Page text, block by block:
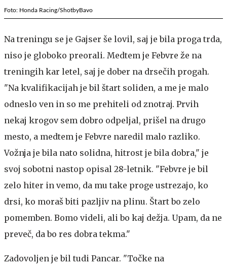
Foto: Honda Racing/ShotbyBavo
Na treningu se je Gajser še lovil, saj je bila proga trda,
niso je globoko preorali. Medtem je Febvre že na
treningih kar letel, saj je dober na drsečih progah.
"Na kvalifikacijah je bil štart soliden, a me je malo
odneslo ven in so me prehiteli od znotraj. Prvih
nekaj krogov sem dobro odpeljal, prišel na drugo
mesto, a medtem je Febvre naredil malo razliko.
Vožnja je bila nato solidna, hitrost je bila dobra," je
svoj sobotni nastop opisal 28-letnik. "Febvre je bil
zelo hiter in vemo, da mu take proge ustrezajo, ko
drsi, ko moraš biti pazljiv na plinu. Štart bo zelo
pomemben. Bomo videli, ali bo kaj dežja. Upam, da ne
preveč, da bo res dobra tekma."
Zadovoljen je bil tudi Pancar. "Točke na